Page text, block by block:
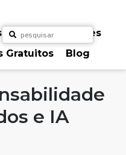
Para Particulares
Gratuitos Blog
e IA